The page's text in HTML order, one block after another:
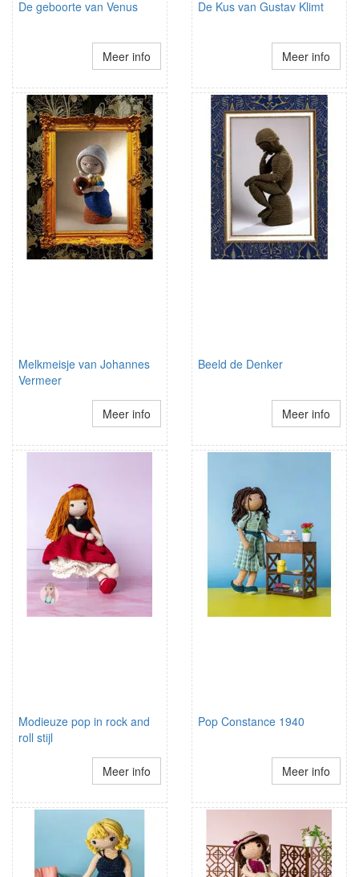
De geboorte van Venus
Meer info
De Kus van Gustav Klimt
Meer info
Melkmeisje van Johannes
Vermeer
Meer info
Beeld de Denker
Meer info
Modieuze pop in rock and
roll stijl
Meer info
Pop Constance 1940
Meer info